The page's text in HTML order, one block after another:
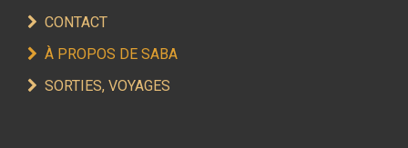
CONTACT
À PROPOS DE SABA
SORTIES, VOYAGES